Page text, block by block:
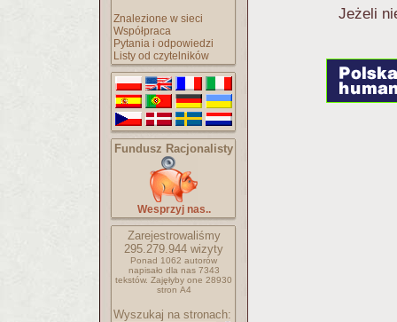
Znalezione w sieci
Współpraca
Pytania i odpowiedzi
Listy od czytelników
Fundusz Racjonalisty
Wesprzyj nas..
Zarejestrowaliśmy
295.279.944 wizyty
Ponad 1062 autorów
napisało dla nas 7343
tekstów. Zajęłyby one 28930
stron A4
Wyszukaj na stronach:
Jeżeli